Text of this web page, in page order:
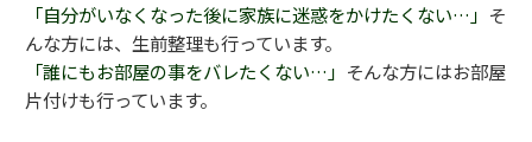
「自分がいなくなった後に家族に迷惑をかけたくない…」 そ
んな方には、生前整理も行っています。
「誰にもお部屋の事をバレたくない…」 そんな方にはお部屋
片付けも行っています。